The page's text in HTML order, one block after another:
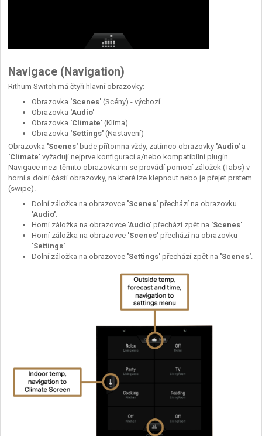
Navigace (Navigation)
Rithum Switch má čtyři hlavní obrazovky:
Obrazovka 'Scenes' (Scény) - výchozí
Obrazovka 'Audio'
Obrazovka 'Climate' (Klima)
Obrazovka 'Settings' (Nastavení)
Obrazovka 'Scenes' bude přítomna vždy, zatímco obrazovky 'Audio' a
'Climate' vyžadují nejprve konfiguraci a/nebo kompatibilní plugin.
Navigace mezi těmito obrazovkami se provádí pomocí záložek (Tabs) v
horní a dolní části obrazovky, na které lze klepnout nebo je přejet prstem
(swipe).
Dolní záložka na obrazovce 'Scenes' přechází na obrazovku
'Audio'
Horní záložka na obrazovce 'Audio' přechází zpět na 'Scenes'
Horní záložka na obrazovce 'Scenes' přechází na obrazovku
'Settings'
Dolní záložka na obrazovce 'Settings' přechází zpět na 'Scenes'